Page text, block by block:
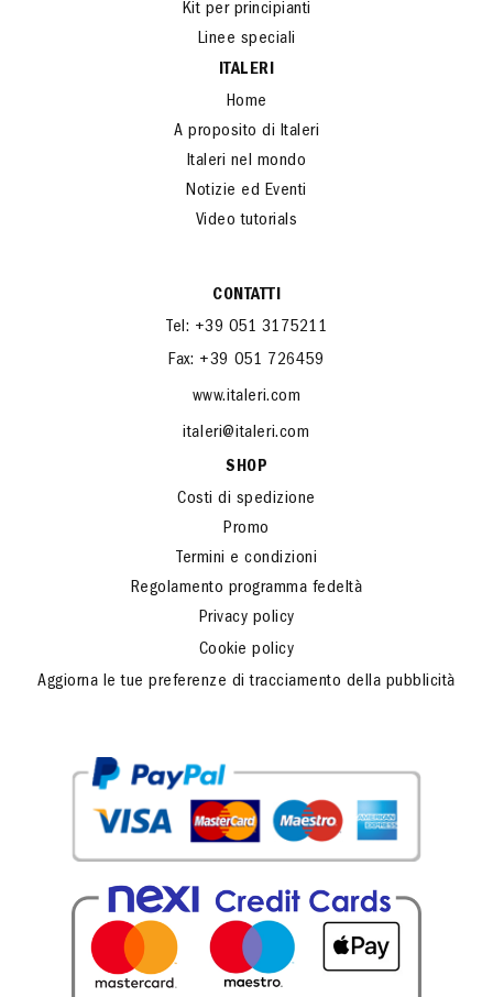
Kit per principianti
Linee speciali
ITALERI
Home
A proposito di Italeri
Italeri nel mondo
Notizie ed Eventi
Video tutorials
CONTATTI
Tel: +39 051 3175211
Fax: +39 051 726459
www.italeri.com
italeri@italeri.com
SHOP
Costi di spedizione
Promo
Termini e condizioni
Regolamento programma fedeltà
Privacy policy
Cookie policy
Aggiorna le tue preferenze di tracciamento della pubblicità